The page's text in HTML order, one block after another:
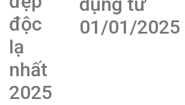
độc
lạ
nhất
2025
01/01/2025